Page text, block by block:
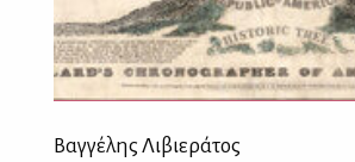
Βαγγέλης Λιβιεράτος